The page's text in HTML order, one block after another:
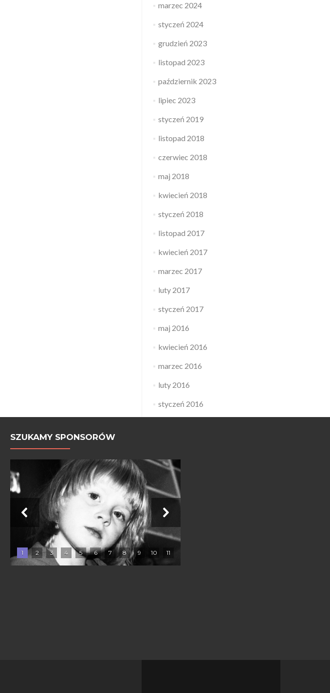
marzec 2024
styczeń 2024
grudzień 2023
listopad 2023
październik 2023
lipiec 2023
styczeń 2019
listopad 2018
czerwiec 2018
maj 2018
kwiecień 2018
styczeń 2018
listopad 2017
kwiecień 2017
marzec 2017
luty 2017
styczeń 2017
maj 2016
kwiecień 2016
marzec 2016
luty 2016
styczeń 2016
SZUKAMY SPONSORÓW
1 2 3 4 5 6 7 8 9 10 11